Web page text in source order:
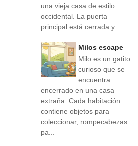
una vieja casa de estilo
occidental. La puerta
principal está cerrada y ...
Milos escape
Milo es un gatito
curioso que se
encuentra
encerrado en una casa
extraña. Cada habitación
contiene objetos para
coleccionar, rompecabezas
pa...